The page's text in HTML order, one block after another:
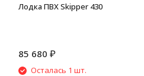
Лодка ПВХ Skipper 430
85 680 ₽
Осталась 1 шт.